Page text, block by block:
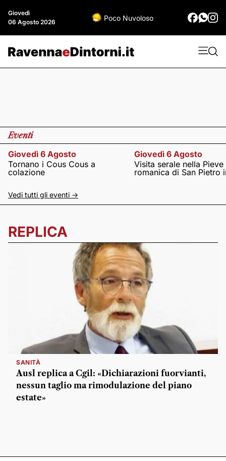
Giovedì
06 Agosto 2026
Poco Nuvoloso
Eventi
Giovedì 6 Agosto
Tornano i Cous Cous a
colazione
Giovedì 6 Agosto
Visita serale nella Pieve
romanica di San Pietro
Vedi tutti gli eventi ->
REPLICA
SANITÀ
Ausl replica a Cgil: «Dichiarazioni fuorvianti,
nessun taglio ma rimodulazione del piano
estate»